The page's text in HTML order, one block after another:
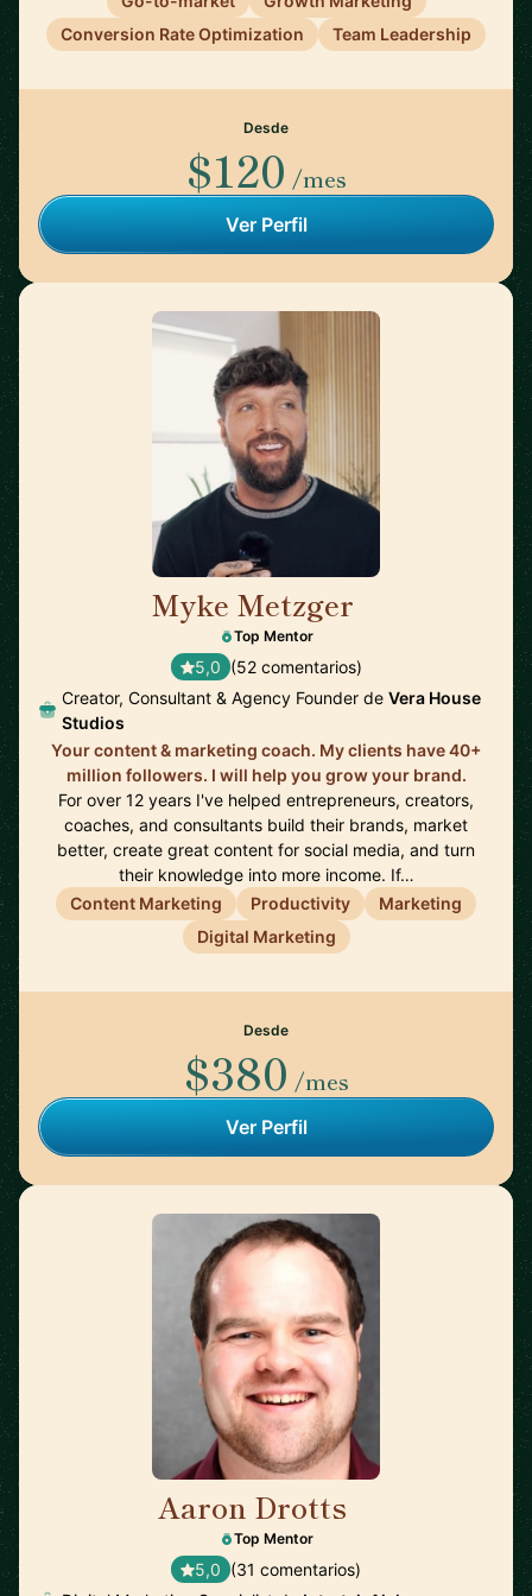
Conversion Rate Optimization
Team Leadership
Desde
$120 /mes
Ver Perfil
Myke Metzger
Top Mentor
5,0 (52 comentarios)
Creator, Consultant & Agency Founder de Vera House
Studios
Your content & marketing coach. My clients have 40+
million followers. I will help you grow your brand.
For over 12 years I've helped entrepreneurs, creators,
coaches, and consultants build their brands, market
better, create great content for social media, and turn
their knowledge into more income. If…
Content Marketing
Productivity
Marketing
Digital Marketing
Desde
$380 /mes
Ver Perfil
Aaron Drotts
Top Mentor
5,0 (31 comentarios)